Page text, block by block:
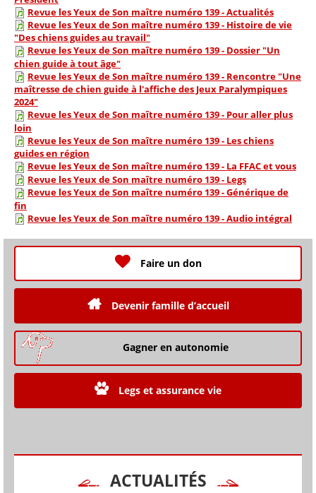
Revue les Yeux de Son maître numéro 139 - Actualités
Revue les Yeux de Son maître numéro 139 - Histoire de vie
"Des chiens guides au travail"
Revue les Yeux de Son maître numéro 139 - Dossier "Un
chien guide à tout âge"
Revue les Yeux de Son maître numéro 139 - Rencontre "Une
maîtresse de chien guide à l'affiche des Jeux Paralympiques
2024"
Revue les Yeux de Son maître numéro 139 - Pour aller plus
loin
Revue les Yeux de Son maître numéro 139 - Les chiens
guides en région
Revue les Yeux de Son maître numéro 139 - La FFAC et vous
Revue les Yeux de Son maître numéro 139 - Legs
Revue les Yeux de Son maître numéro 139 - Générique de
fin
Revue les Yeux de Son maître numéro 139 - Audio intégral
Faire un don
Devenir famille d’accueil
Gagner en autonomie
Legs et assurance vie
ACTUALITÉS